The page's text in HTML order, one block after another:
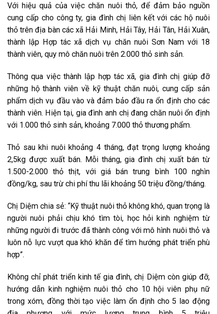
Với hiệu quả của việc chăn nuôi thỏ, để đảm bảo nguồn
cung cấp cho công ty, gia đình chị liên kết với các hộ nuôi
thỏ trên địa bàn các xã Hải Minh, Hải Tây, Hải Tân, Hải Xuân,
thành lập Hợp tác xã dịch vụ chăn nuôi Sơn Nam với 18
thành viên, quy mô chăn nuôi trên 2.000 thỏ sinh sản.
Thông qua việc thành lập hợp tác xã, gia đình chị giúp đỡ
những hộ thành viên về kỹ thuật chăn nuôi, cung cấp sản
phẩm dịch vụ đầu vào và đảm bảo đầu ra ổn định cho các
thành viên. Hiện tại, gia đình anh chị đang chăn nuôi ổn định
với 1.000 thỏ sinh sản, khoảng 7.000 thỏ thương phẩm.
Thỏ sau khi nuôi khoảng 4 tháng, đạt trọng lượng khoảng
2,5kg được xuất bán. Mỗi tháng, gia đình chị xuất bán từ
1.500-2.000 thỏ thịt, với giá bán trung bình 100 nghìn
đồng/kg, sau trừ chi phí thu lãi khoảng 50 triệu đồng/tháng.
Chị Diệm chia sẻ: “Kỹ thuật nuôi thỏ không khó, quan trọng là
người nuôi phải chịu khó tìm tòi, học hỏi kinh nghiệm từ
những người đi trước đã thành công với mô hình nuôi thỏ và
luôn nỗ lực vượt qua khó khăn để tìm hướng phát triển phù
hợp”.
Không chỉ phát triển kinh tế gia đình, chị Diệm còn giúp đỡ,
hướng dẫn kinh nghiệm nuôi thỏ cho 10 hội viên phụ nữ
trong xóm, đồng thời tạo việc làm ổn định cho 5 lao động